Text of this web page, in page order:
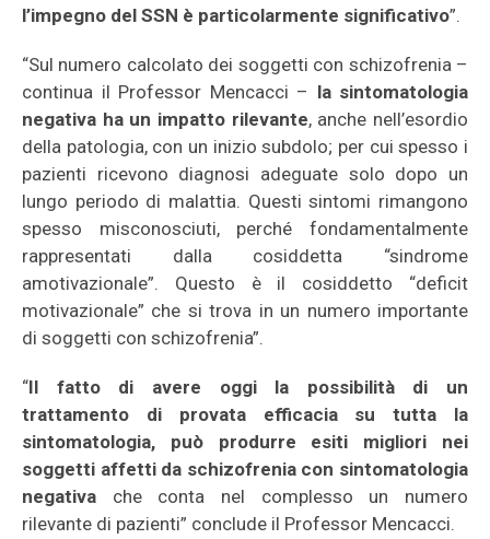
l’impegno del SSN è particolarmente significativo”.
“Sul numero calcolato dei soggetti con schizofrenia –
continua il Professor Mencacci – la sintomatologia
negativa ha un impatto rilevante, anche nell’esordio
della patologia, con un inizio subdolo; per cui spesso i
pazienti ricevono diagnosi adeguate solo dopo un
lungo periodo di malattia. Questi sintomi rimangono
spesso misconosciuti, perché fondamentalmente
rappresentati dalla cosiddetta “sindrome
amotivazionale”. Questo è il cosiddetto “deficit
motivazionale” che si trova in un numero importante
di soggetti con schizofrenia”.
“Il fatto di avere oggi la possibilità di un
trattamento di provata efficacia su tutta la
sintomatologia, può produrre esiti migliori nei
soggetti affetti da schizofrenia con sintomatologia
negativa che conta nel complesso un numero
rilevante di pazienti” conclude il Professor Mencacci.